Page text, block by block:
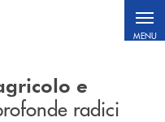
MENU
e
radici